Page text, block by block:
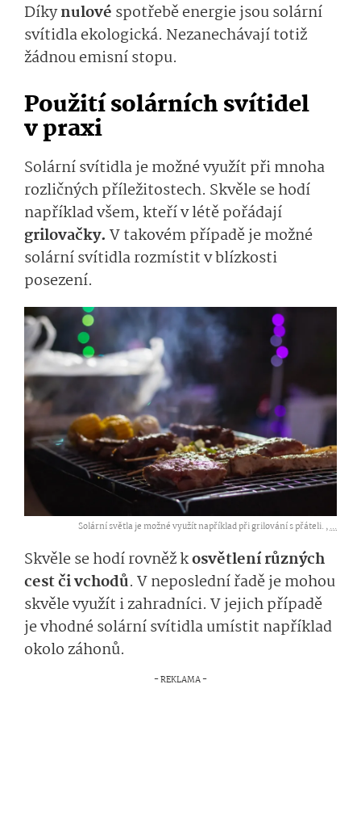
Díkynulové spotřebě energie jsou solární
svítidla ekologická. Nezanechávají totiž
žádnou emisní stopu.
Použití solárních svítidel
v praxi
Solární svítidla je možné využít při mnoha
rozličných příležitostech. Skvěle se hodí
například všem, kteří v létě pořádají
grilovačky. V takovém případě je možné
solární svítidla rozmístit v blízkosti
posezení.
Solární světla je možné využít například při grilování s přáteli. ,...
Skvěle se hodí rovněž kosvětlení různých
cest či vchodů. V neposlední řadě je mohou
skvěle využít i zahradníci. V jejich případě
je vhodné solární svítidla umístit například
okolo záhonů.